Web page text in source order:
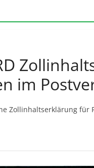
im
Zollinhaltserklärung für